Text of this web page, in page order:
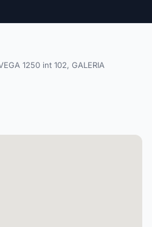
1250 int 102, GALERIA